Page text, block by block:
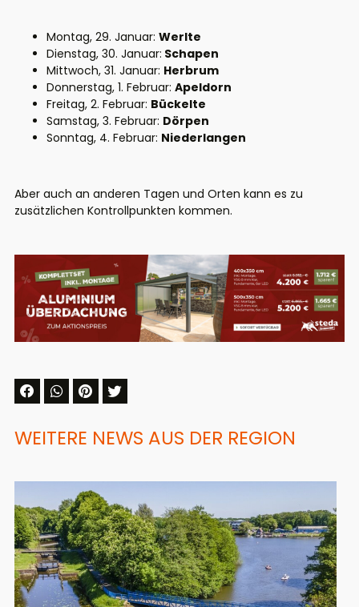
Montag, 29. Januar: Werlte
Dienstag, 30. Januar: Schapen
Mittwoch, 31. Januar: Herbrum
Donnerstag, 1. Februar: Apeldorn
Freitag, 2. Februar: Bückelte
Samstag, 3. Februar: Dörpen
Sonntag, 4. Februar: Niederlangen
Aber auch an anderen Tagen und Orten kann es zu
zusätzlichen Kontrollpunkten kommen.
WEITERE NEWS AUS DER REGION